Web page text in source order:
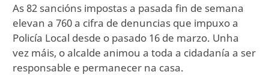
As 82 sancións impostas a pasada fin de semana
elevan a 760 a cifra de denuncias que impuxo a
Policía Local desde o pasado 16 de marzo. Unha
vez máis, o alcalde animou a toda a cidadanía a ser
responsable e permanecer na casa.